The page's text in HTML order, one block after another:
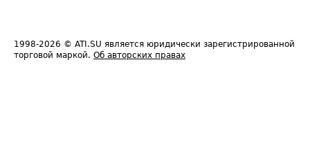
1998-2026 © ATI.SU является юридически зарегистрированной
торговой маркой. Об авторских правах